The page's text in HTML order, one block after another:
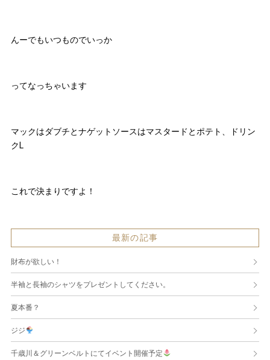
んーでもいつものでいっか
ってなっちゃいます
マックはダブチとナゲットソースはマスタードとポテト、ドリン
クL
これで決まりですよ！
最新の記事
財布が欲しい！
半袖と長袖のシャツをプレゼントしてください。
夏本番？
ジジ
千歳川＆グリーンベルトにてイベント開催予定